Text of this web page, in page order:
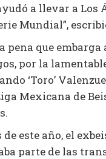
a llevar a Los
Mundial”,
pena que
por la
‘Toro’
Mexicana de
este año, el
parte de las